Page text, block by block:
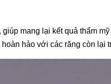
mang lại kết quả thẩm mỹ
hảo với các răng còn lại